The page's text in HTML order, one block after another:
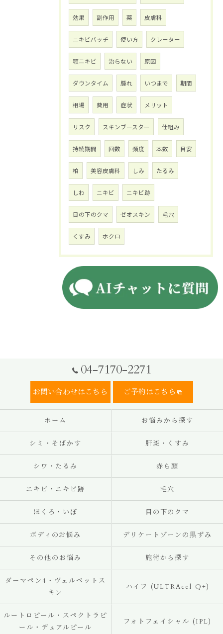
効果 副作用 薬 皮膚科
ニキビパッチ 使い方 クレーター
顎ニキビ 治らない 原因
ダウンタイム 腫れ いつまで 期間
相場 費用 症状 メリット
リスク スキンブースター 仕組み
持続期間 回数 頻度 本数 目安
柏 美容皮膚科 しみ たるみ
しわ ニキビ ニキビ跡
目の下のクマ ゼオスキン 毛穴
くすみ ホクロ
04-7170-2271
お問い合わせはこちら ご予約はこちら
ホーム お悩みから探す
シミ・そばかす 肝斑・くすみ
シワ・たるみ 赤ら顔
ニキビ・ニキビ跡 毛穴
ほくろ・いぼ 目の下のクマ
ボディのお悩み デリケートゾーンの黒ずみ
その他のお悩み 施術から探す
ダーマペン4・ヴェルベットス
キン
ハイフ (ULTRAcel Q+)
ルートロピール・スペクトラピ
ール・デュアルピール
フォトフェイシャル (IPL)